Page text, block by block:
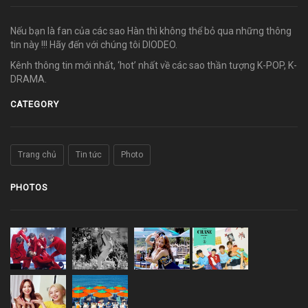
Nếu bạn là fan của các sao Hàn thì không thể bỏ qua những thông
tin này !!! Hãy đến với chúng tôi DIODEO.
Kênh thông tin mới nhất, ‘hot’ nhất về các sao thần tượng K-POP, K-
DRAMA.
CATEGORY
Trang chủ Tin tức Photo
PHOTOS